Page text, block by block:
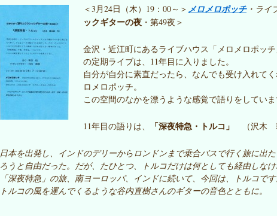
＜3月24日（木）19：00～＞ メロメロポッチ・ライ
ックギターの夜 ・第49夜＞
金沢・近江町にあるライブハウス「メロメロポッ
の定期ライブは、11年目に入りました。
自分が自分に素直だったら、なんでも受け入れて
ロメロポッチ。
この空間のなかを漂うような感覚で語りをしていま
11年目の語りは、 「深夜特急・トルコ」 （沢木
日本を出発し、インドのデリーからロンドンまで乗合バスで行く旅に出
ろうと自由だった。だが、たひとつ、トルコだけは何としても経由しなけ
「深夜特急」の旅、南ヨーロッパ、インドに続いて、今回は、トルコです
トルコの風を運んでくるような谷内直樹さんのギターの音色とともに。